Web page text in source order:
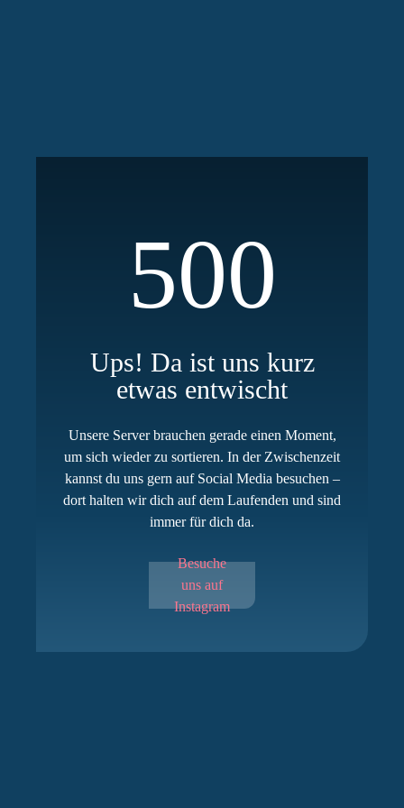
500
Ups! Da ist uns kurz
etwas entwischt
Unsere Server brauchen gerade einen Moment,
um sich wieder zu sortieren. In der Zwischenzeit
kannst du uns gern auf Social Media besuchen –
dort halten wir dich auf dem Laufenden und sind
immer für dich da.
Besuche
uns auf
Instagram